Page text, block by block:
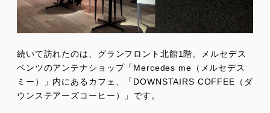
続いて訪れたのは、グランフロント北館1階。メルセデス
ベンツのアンテナショップ「Mercedes me（メルセデス
ミー）」内にあるカフェ、「DOWNSTAIRS COFFEE（ダ
ウンステアーズコーヒー）」です。